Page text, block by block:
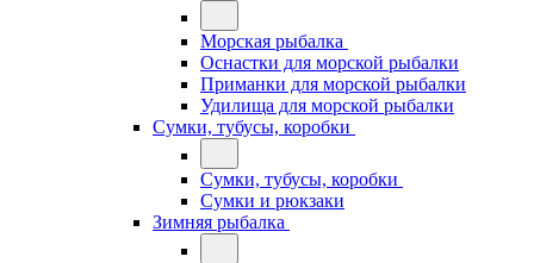
Морская рыбалка
Оснастки для морской рыбалки
Приманки для морской рыбалки
Удилища для морской рыбалки
Сумки, тубусы, коробки
Сумки, тубусы, коробки
Сумки и рюкзаки
Зимняя рыбалка